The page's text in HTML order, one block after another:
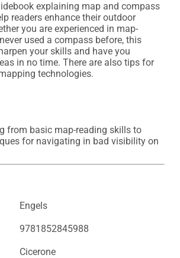
explaining map and compass
readers enhance their outdoor
you are experienced in map-
used a compass before, this
your skills and have you
in no time. There are also tips for
technologies.
from basic map-reading skills to
for navigating in bad visibility on
Engels
9781852845988
Cicerone